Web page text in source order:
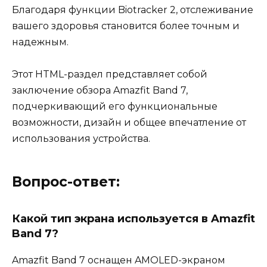
Благодаря функции Biotracker 2, отслеживание
вашего здоровья становится более точным и
надежным.
Этот HTML-раздел представляет собой
заключение обзора Amazfit Band 7,
подчеркивающий его функциональные
возможности, дизайн и общее впечатление от
использования устройства.
Вопрос-ответ:
Какой тип экрана используется в Amazfit
Band 7?
Amazfit Band 7 оснащен AMOLED-экраном